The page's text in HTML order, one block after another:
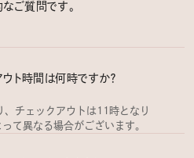
ご質問です。
ウト時間は何時ですか？
チェックアウトは11時となり
て異なる場合がございます。